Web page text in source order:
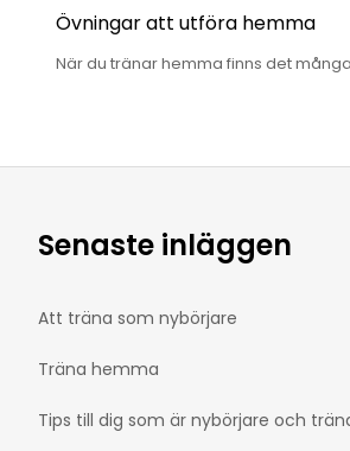
Övningar att utföra hemma
När du tränar hemma finns det
Senaste inläggen
Att träna som nybörjare
Träna hemma
Tips till dig som är nybörjare och